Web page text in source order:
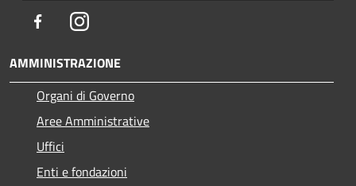
FacebookInstagram
AMMINISTRAZIONE
Organi di Governo
Aree Amministrative
Uffici
Enti e fondazioni